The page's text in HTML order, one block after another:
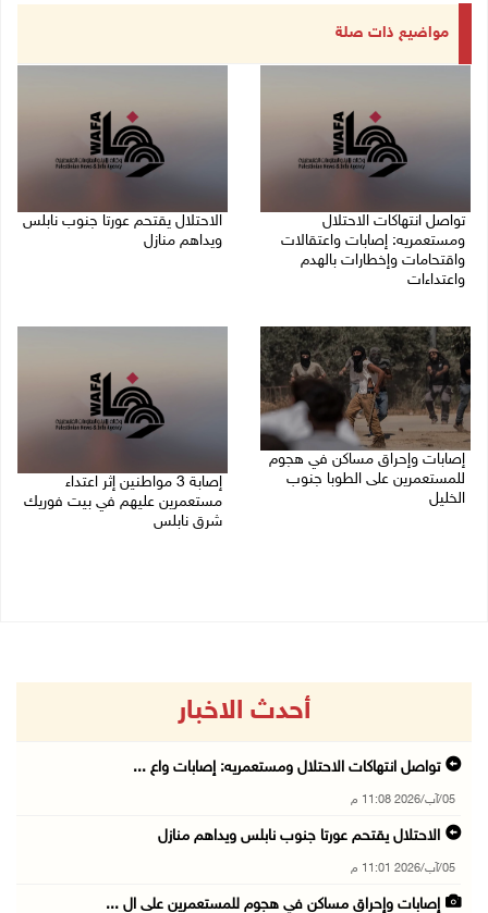
مواضيع ذات صلة
تواصل انتهاكات الاحتلال
ومستعمريه: إصابات واعتقالات
واقتحامات وإخطارات بالهدم
واعتداءات
الاحتلال يقتحم عورتا جنوب نابلس
ويداهم منازل
إصابات وإحراق مساكن في هجوم
للمستعمرين على الطوبا جنوب
الخليل
إصابة 3 مواطنين إثر اعتداء
مستعمرين عليهم في بيت فوريك
شرق نابلس
أحدث الاخبار
تواصل انتهاكات الاحتلال ومستعمريه: إصابات واع ...
05/آب/2026 11:08 م
الاحتلال يقتحم عورتا جنوب نابلس ويداهم منازل
05/آب/2026 11:01 م
إصابات وإحراق مساكن في هجوم للمستعمرين على ال ...